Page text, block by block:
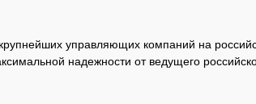
управляющих компаний на
надежности от ведущего